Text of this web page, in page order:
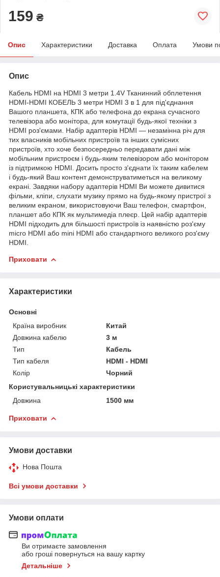
159 ₴
Опис Характеристики Доставка Оплата Умови
Опис
Кабель HDMI на HDMI 3 метри 1.4V Тканинний обплетення
HDMI-HDMI КОБЕЛЬ 3 метри HDMI 3 в 1 для під'єднання
Вашого планшета, КПК або телефона до екрана сучасного
телевізора або монітора, для комутації будь-якої техніки з
HDMI роз'ємами. Набір адаптерів HDMI — незамінна річ для
тих власників мобільних пристроїв та інших сумісних
пристроїв, хто хоче безпосередньо передавати дані між
мобільним пристроєм і будь-яким телевізором або монітором
із підтримкою HDMI. Досить просто з'єднати їх таким кабелем
і будь-який Ваш контент демонструватиметься на великому
екрані. Завдяки набору адаптерів HDMI Ви можете дивитися
фільми, кліпи, слухати музику прямо на будь-якому пристрої з
великим екраном, використовуючи Ваш телефон, смартфон,
планшет або КПК як мультимедіа плеєр. Цей набір адаптерів
HDMI підходить для більшості пристроїв із наявністю роз'єму
micro HDMI або mini HDMI або стандартного великого роз'єму
HDMI.
Приховати
Характеристики
Основні
Країна виробник
Китай
Довжина кабелю
3 м
Тип
Кабель
Тип кабеля
HDMI - HDMI
Колір
Чорний
Користувальницькі характеристики
Довжина
1500 мм
Приховати
Умови доставки
Нова Пошта
Всі умови доставки
Умови оплати
Ви отримаєте замовлення
або гроші повернуться на вашу картку
Детальніше